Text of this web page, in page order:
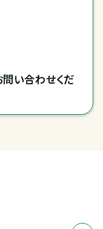
い合わせくだ